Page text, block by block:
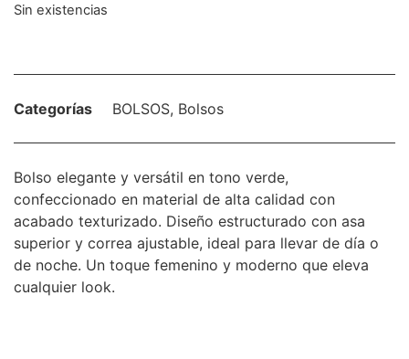
Sin existencias
Categorías BOLSOS, Bolsos
Bolso elegante y versátil en tono verde,
confeccionado en material de alta calidad con
acabado texturizado. Diseño estructurado con asa
superior y correa ajustable, ideal para llevar de día o
de noche. Un toque femenino y moderno que eleva
cualquier look.